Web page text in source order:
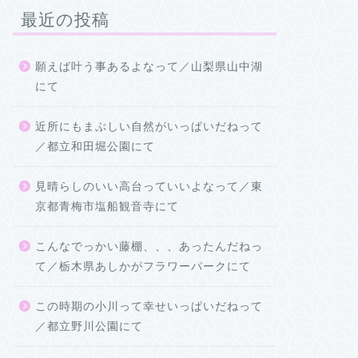
最近の投稿
願えば叶う事あるよなって／山梨県山中湖
にて
近所にもまぶしい自然がいっぱいだねって
／都立和田堀公園にて
見晴らしのいい高台っていいよなって／東
京都青梅市塩船観音寺にて
こんなでっかい藤棚、、、あったんだねっ
て／栃木県あしかがフラワーパークにて
この時期の小川って幸せいっぱいだねって
／都立野川公園にて